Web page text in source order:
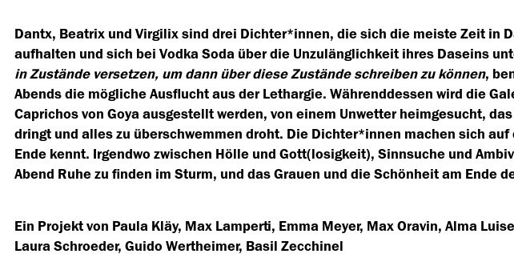
Dantx, Beatrix und Virgilix sind drei Dichter*innen, die sich die meiste Zeit in
aufhalten und sich bei Vodka Soda über die Unzulänglichkeit ihres Daseins
in Zustände versetzen, um dann über diese Zustände schreiben zu können,
Abends die mögliche Ausflucht aus der Lethargie. Währenddessen wird die
Caprichos von Goya ausgestellt werden, von einem Unwetter heimgesucht,
dringt und alles zu überschwemmen droht. Die Dichter*innen machen sich auf
Ende kennt. Irgendwo zwischen Hölle und Gott(losigkeit), Sinnsuche und
Abend Ruhe zu finden im Sturm, und das Grauen und die Schönheit am Ende
Ein Projekt von Paula Kläy, Max Lamperti, Emma Meyer, Max Oravin, Alma
Laura Schroeder, Guido Wertheimer, Basil Zecchinel